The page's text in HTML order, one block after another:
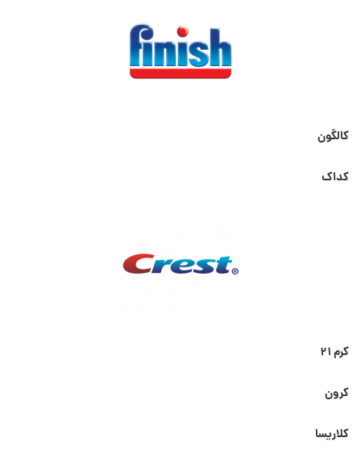
کالگون
کداک
کرم ۲۱
کرون
کلاریسا